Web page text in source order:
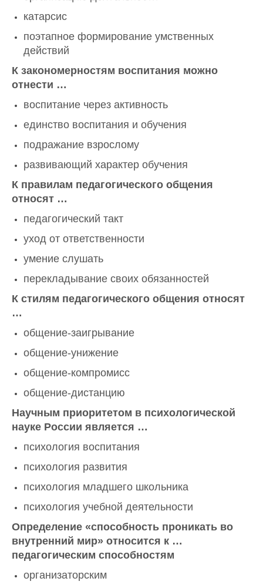
катарсис
поэтапное формирование умственных
действий
К закономерностям воспитания можно
отнести …
воспитание через активность
единство воспитания и обучения
подражание взрослому
развивающий характер обучения
К правилам педагогического общения
относят …
педагогический такт
уход от ответственности
умение слушать
перекладывание своих обязанностей
К стилям педагогического общения относят
…
общение-заигрывание
общение-унижение
общение-компромисс
общение-дистанцию
Научным приоритетом в психологической
науке России является …
психология воспитания
психология развития
психология младшего школьника
психология учебной деятельности
Определение «способность проникать во
внутренний мир» относится к …
педагогическим способностям
организаторским